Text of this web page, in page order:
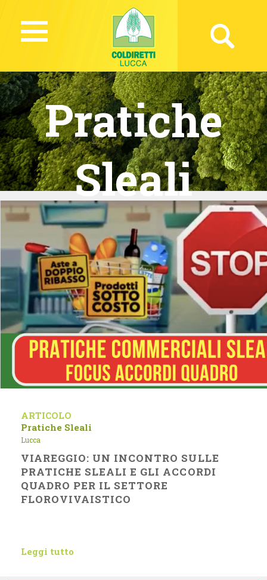
Pratiche
Sleali
ARTICOLO
Pratiche Sleali
Lucca
VIAREGGIO: UN INCONTRO SULLE
PRATICHE SLEALI E GLI ACCORDI
QUADRO PER IL SETTORE
FLOROVIVAISTICO
Leggi tutto